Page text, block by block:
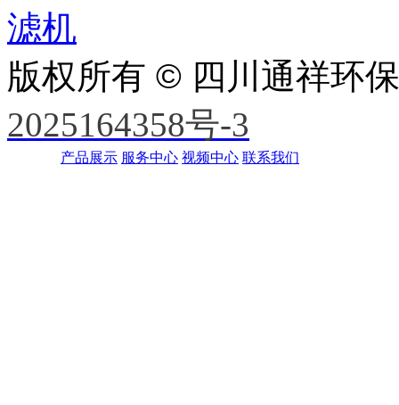
滤机
版权所有 © 四川通祥环
2025164358号-3
产品展示 服务中心 视频中心 联系我们